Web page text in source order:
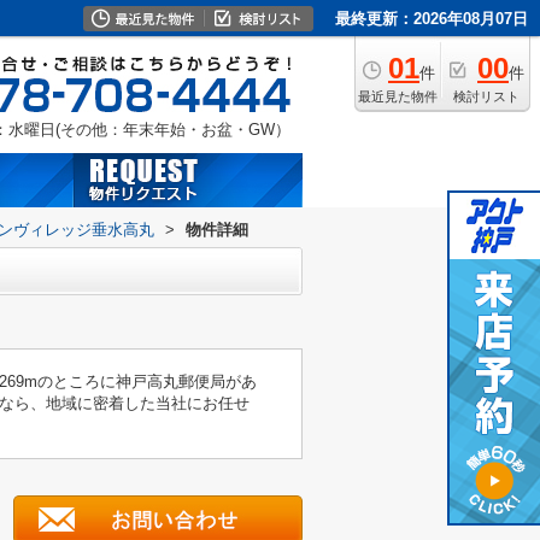
最終更新：2026年08月07日
01件
最近見た物件
00件
検討リスト
水曜日(その他：年末年始・お盆・GW）
ヴィレッジ垂水高丸 > 物件詳細
のところに神戸高丸郵便局があ
ら、地域に密着した当社にお任せ